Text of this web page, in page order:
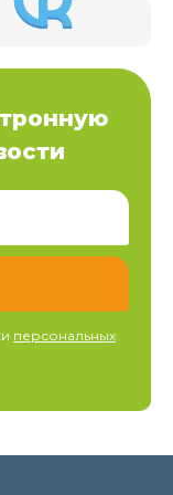
персональных